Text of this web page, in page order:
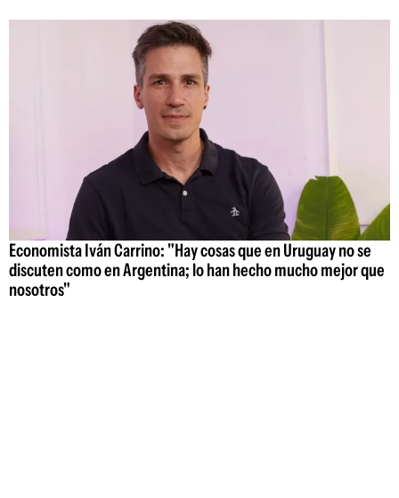
Economista Iván Carrino: "Hay cosas que en Uruguay no se
discuten como en Argentina; lo han hecho mucho mejor que
nosotros"